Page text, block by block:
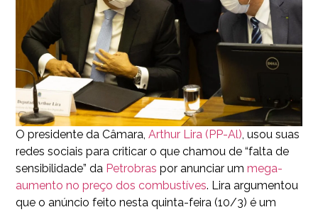
O presidente da Câmara, Arthur Lira (PP-Al), usou suas
redes sociais para criticar o que chamou de “falta de
sensibilidade” da Petrobras por anunciar um mega-
aumento no preço dos combustíves. Lira argumentou
que o anúncio feito nesta quinta-feira (10/3) é um